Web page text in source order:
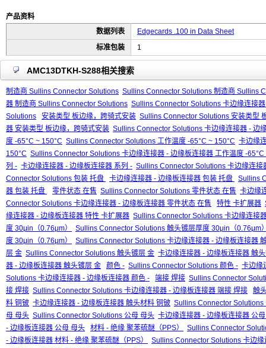
产品资料
数据列表
Edgecards .100 in Data Sheet
标准包装
1
AMC13DTKH-S288相关搜索
制造商 Sullins Connector Solutions Sullins Connector Solutions 制造商 Sullins
器 制造商 Sullins Connector Solutions Sullins Connector Solutions 卡边缘连接
Solutions
安装类型 板边缘，跨骑式安装 Sullins Connector Solutions 安装类型
器 安装类型 板边缘，跨骑式安装 Sullins Connector Solutions 卡边缘连接器 - 边
度 -65°C ~ 150°C Sullins Connector Solutions 工作温度 -65°C ~ 150°C 卡边缘
150°C Sullins Connector Solutions 卡边缘连接器 - 边缘板连接器 工作温度 -65°C
列 - 卡边缘连接器 - 边缘板连接器 系列 - Sullins Connector Solutions 卡边缘连接
Connector Solutions 包装 托盘
卡边缘连接器 - 边缘板连接器 包装 托盘
Sullins
器 包装 托盘
零件状态 在售 Sullins Connector Solutions 零件状态 在售 卡边缘
Connector Solutions 卡边缘连接器 - 边缘板连接器 零件状态 在售
特性 卡扩展器
缘连接器 - 边缘板连接器 特性 卡扩展器 Sullins Connector Solutions 卡边缘连接
度 30μin（0.76μm）
Sullins Connector Solutions 触头镀层厚度 30μin（0.76μm
度 30μin（0.76μm）
Sullins Connector Solutions 卡边缘连接器 - 边缘板连接器
层 金 Sullins Connector Solutions 触头镀层 金 卡边缘连接器 - 边缘板连接器 触
器 - 边缘板连接器 触头镀层 金
颜色 - Sullins Connector Solutions 颜色 - 卡边缘
Solutions 卡边缘连接器 - 边缘板连接器 颜色 -
端接 焊接 Sullins Connector
接 焊接 Sullins Connector Solutions 卡边缘连接器 - 边缘板连接器 端接 焊接
触
料 铜铍 卡边缘连接器 - 边缘板连接器 触头材料 铜铍 Sullins Connector Solutions
母 母头 Sullins Connector Solutions 公母 母头 卡边缘连接器 - 边缘板连接器 公
- 边缘板连接器 公母 母头
材料 - 绝缘 聚苯硫醚（PPS）
Sullins Connector
- 边缘板连接器 材料 - 绝缘 聚苯硫醚（PPS）
Sullins Connector Solutions 卡边